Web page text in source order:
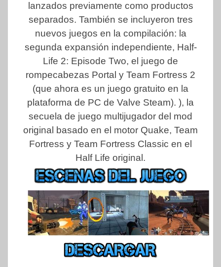
lanzados previamente como productos
separados. También se incluyeron tres
nuevos juegos en la compilación: la
segunda expansión independiente, Half-
Life 2: Episode Two, el juego de
rompecabezas Portal y Team Fortress 2
(que ahora es un juego gratuito en la
plataforma de PC de Valve Steam). ), la
secuela de juego multijugador del mod
original basado en el motor Quake, Team
Fortress y Team Fortress Classic en el
Half Life original.